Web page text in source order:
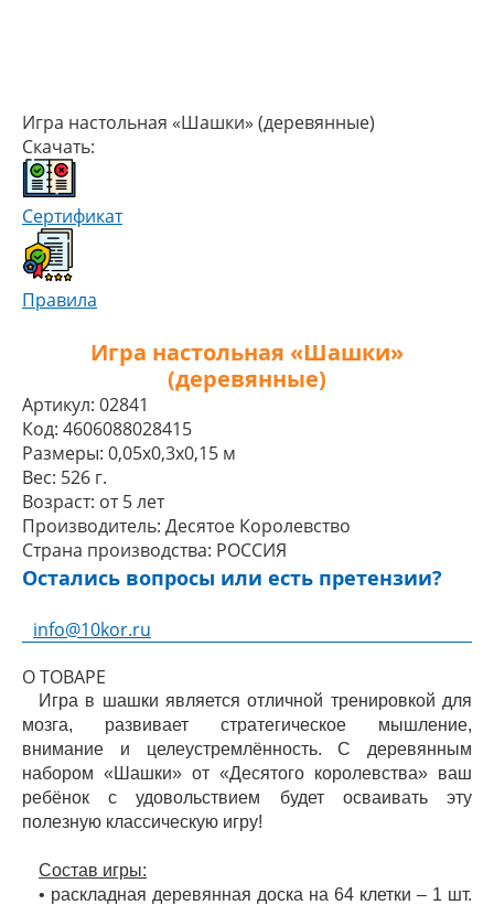
Игра настольная «Шашки» (деревянные)
Скачать:
Сертификат
Правила
Игра настольная «Шашки»
(деревянные)
Артикул: 02841
Код: 4606088028415
Размеры: 0,05x0,3x0,15 м
Вес: 526 г.
Возраст: от 5 лет
Производитель: Десятое Королевство
Страна производства: РОССИЯ
Остались вопросы или есть претензии?
info@10kor.ru
О ТОВАРЕ
Игра в шашки является отличной тренировкой для
мозга, развивает стратегическое мышление,
внимание и целеустремлённость. С деревянным
набором «Шашки» от «Десятого королевства» ваш
ребёнок с удовольствием будет осваивать эту
полезную классическую игру!
Состав игры:
• раскладная деревянная доска на 64 клетки – 1 шт.